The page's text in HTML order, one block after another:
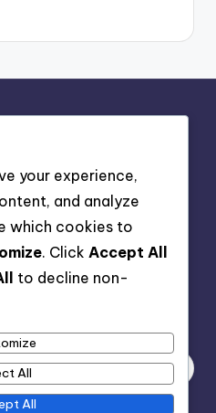
your experience,
and analyze
which cookies to
. Click Accept All
to decline non-
All
All